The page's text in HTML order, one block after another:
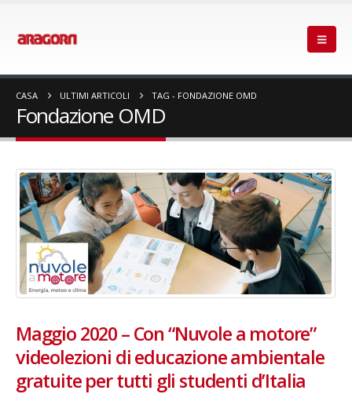
CASA ULTIMI ARTICOLI TAG - FONDAZIONE OMD
Fondazione OMD
Maggio 2020 – Con “Nuvole a motore”
videolezioni di educazione ambientale
gratuite per tutti gli studenti d’Italia